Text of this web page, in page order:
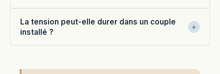
La tension peut-elle durer dans un couple
installé ?